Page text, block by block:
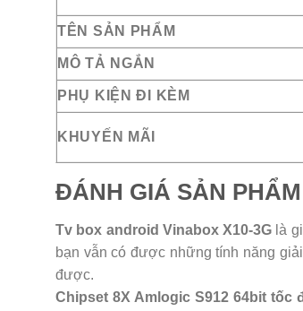
TÊN SẢN PHẨM
MÔ TẢ NGẮN
PHỤ KIỆN ĐI KÈM
KHUYẾN MÃI
ĐÁNH GIÁ SẢN
Tv box android Vinabox X10-3G là
bạn vẫn có được những tính năng
được.
Chipset 8X Amlogic S912 64bit tốc